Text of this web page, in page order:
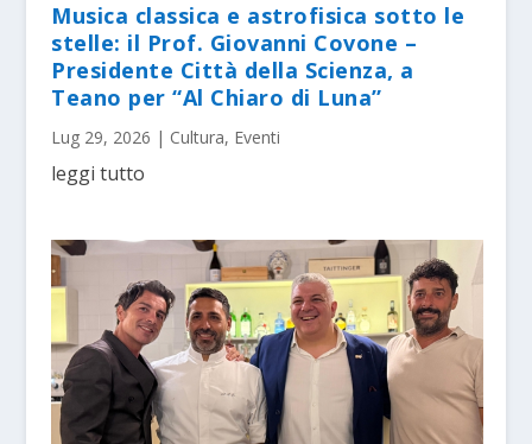
Musica classica e astrofisica sotto le
stelle: il Prof. Giovanni Covone –
Presidente Città della Scienza, a
Teano per “Al Chiaro di Luna”
Lug 29, 2026 | Cultura, Eventi
leggi tutto